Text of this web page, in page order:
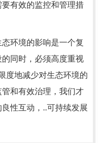
有效的监控和管理措
环境的影响是一个复
同时，必须高度重视
度地减少对生态环境的
和有效治理，我们才
性互动，..可持续发展